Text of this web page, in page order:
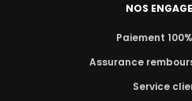
NOS
Paiement
Assurance
Service